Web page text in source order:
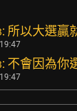
: 所以大選贏
: 不會因為你